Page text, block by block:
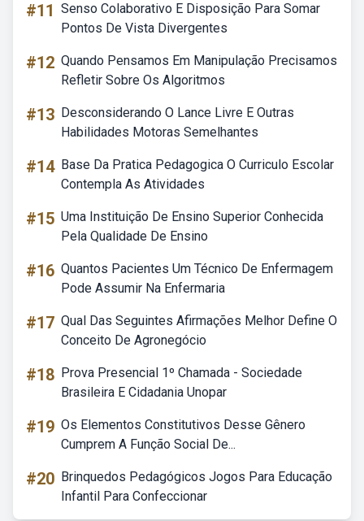
#11 Senso Colaborativo E Disposição Para Somar
Pontos De Vista Divergentes
#12 Quando Pensamos Em Manipulação Precisamos
Refletir Sobre Os Algoritmos
#13 Desconsiderando O Lance Livre E Outras
Habilidades Motoras Semelhantes
#14 Base Da Pratica Pedagogica O Curriculo Escolar
Contempla As Atividades
#15 Uma Instituição De Ensino Superior Conhecida
Pela Qualidade De Ensino
#16 Quantos Pacientes Um Técnico De Enfermagem
Pode Assumir Na Enfermaria
#17 Qual Das Seguintes Afirmações Melhor Define O
Conceito De Agronegócio
#18 Prova Presencial 1º Chamada - Sociedade
Brasileira E Cidadania Unopar
#19 Os Elementos Constitutivos Desse Gênero
Cumprem A Função Social De...
#20 Brinquedos Pedagógicos Jogos Para Educação
Infantil Para Confeccionar